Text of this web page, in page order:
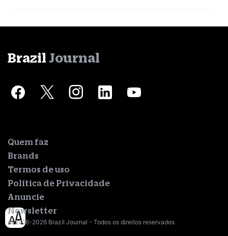
Brazil Journal
Quem faz
Brands
Termos de uso
Política de Privacidade
Anuncie
Newsletter
© 2016-2026 Brazil Journal - Todos os direitos reservados